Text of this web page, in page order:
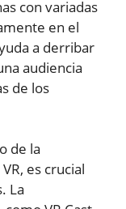
con variadas
en el
a derribar
audiencia
de los
de la
es crucial
La